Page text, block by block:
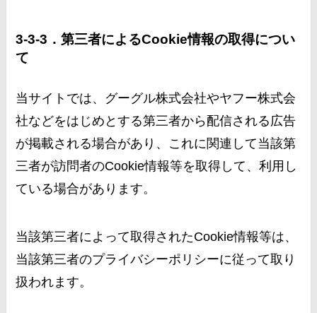
3-3-3．第三者によるCookie情報の取得につい
て
当サイトでは、グーグル株式会社やヤフー株式会
社などをはじめとする第三者から配信される広告
が掲載される場合があり、これに関連して当該第
三者が訪問者のCookie情報等を取得して、利用し
ている場合があります。
当該第三者によって取得されたCookie情報等は、
当該第三者のプライバシーポリシーに従って取り
扱われます。